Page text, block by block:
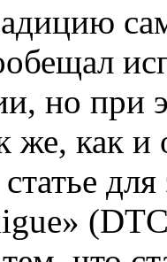
но при
же, как